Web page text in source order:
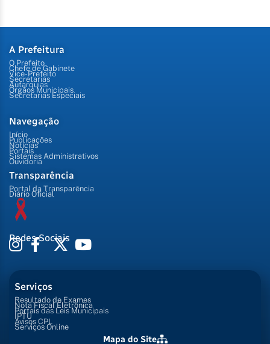
A Prefeitura
O Prefeito
Chefe de Gabinete
Vice-Prefeito
Secretarias
Autarquias
Órgãos Municipais
Secretarias Especiais
Navegação
Início
Publicações
Notícias
Portais
Sistemas Administrativos
Ouvidoria
Transparência
Portal da Transparência
Diário Oficial
Redes Sociais
Serviços
Resultado de Exames
Nota Fiscal Eletrônica
Portais das Leis Municipais
IPTU
Avisos CPL
Serviços Online
Mapa do Site